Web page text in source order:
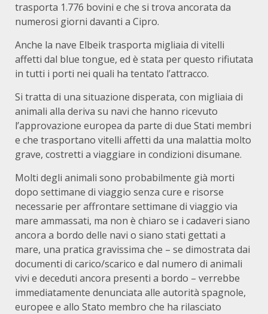
trasporta 1.776 bovini e che si trova ancorata da
numerosi giorni davanti a Cipro.
Anche la nave Elbeik trasporta migliaia di vitelli
affetti dal blue tongue, ed è stata per questo rifiutata
in tutti i porti nei quali ha tentato l’attracco.
Si tratta di una situazione disperata, con migliaia di
animali alla deriva su navi che hanno ricevuto
l’approvazione europea da parte di due Stati membri
e che trasportano vitelli affetti da una malattia molto
grave, costretti a viaggiare in condizioni disumane.
Molti degli animali sono probabilmente già morti
dopo settimane di viaggio senza cure e risorse
necessarie per affrontare settimane di viaggio via
mare ammassati, ma non è chiaro se i cadaveri siano
ancora a bordo delle navi o siano stati gettati a
mare, una pratica gravissima che – se dimostrata dai
documenti di carico/scarico e dal numero di animali
vivi e deceduti ancora presenti a bordo – verrebbe
immediatamente denunciata alle autorità spagnole,
europee e allo Stato membro che ha rilasciato